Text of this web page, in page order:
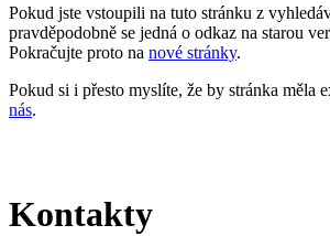
Pokud jste vstoupili na tuto stránku z
pravděpodobně se jedná o odkaz na starou
Pokračujte proto na nové stránky.
Pokud si i přesto myslíte, že by stránka měla
nás.
Kontakty